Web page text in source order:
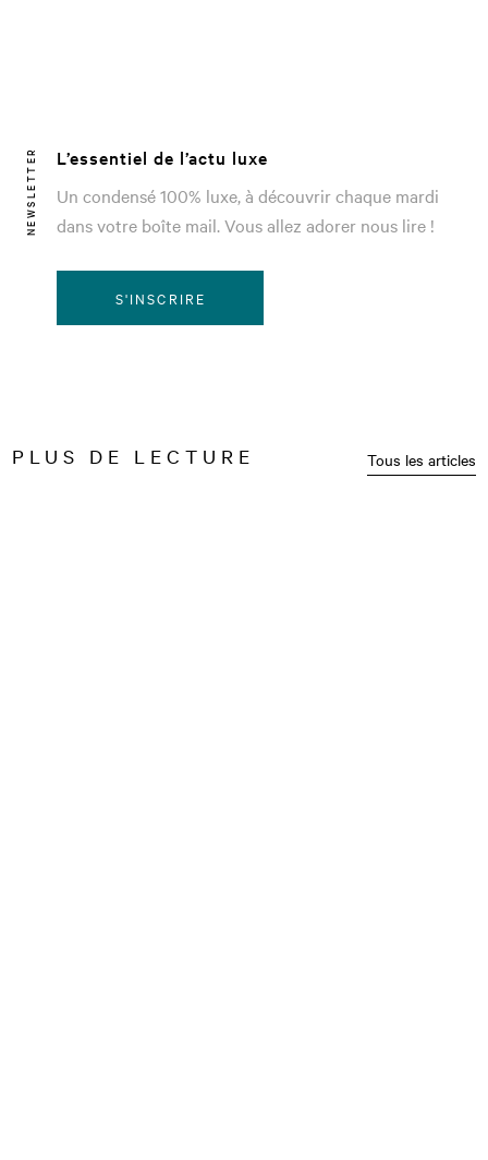
NEWSLETTER
L’essentiel de l’actu luxe
Un condensé 100% luxe, à découvrir chaque mardi
dans votre boîte mail. Vous allez adorer nous lire !
S'INSCRIRE
PLUS DE LECTURE Tous les articles